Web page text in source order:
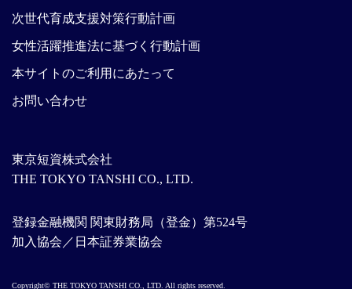
東京短資株式会社
THE TOKYO TANSHI CO., LTD.
登録金融機関 関東財務局（登金）第524号
加入協会／日本証券業協会
次世代育成支援対策行動計画
女性活躍推進法に基づく行動計画
本サイトのご利用にあたって
お問い合わせ
Copyright© THE TOKYO TANSHI CO., LTD. All rights reserved.